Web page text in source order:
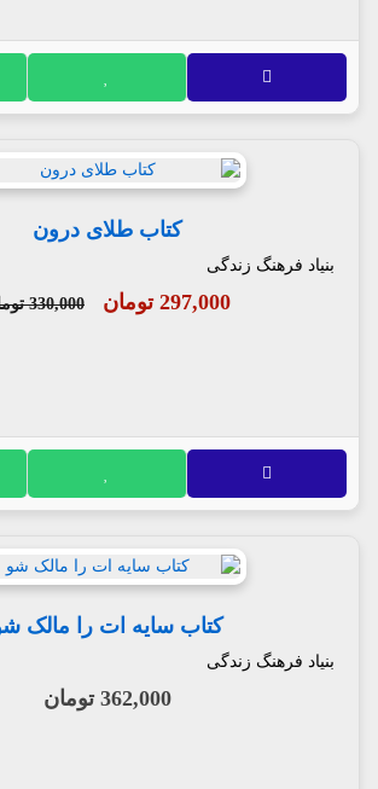
کتاب طلای درون
بنیاد فرهنگ زندگی
297,000 تومان 330,000 تومان
کتاب سایه ات را مالک
بنیاد فرهنگ زندگی
362,000 تومان